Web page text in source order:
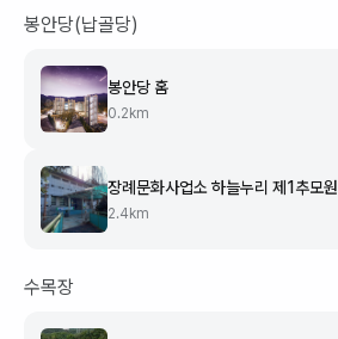
봉안당(납골당)
봉안당 홈
0.2 km
장례문화사업소 하늘누리 제1추모원
2.4 km
수목장